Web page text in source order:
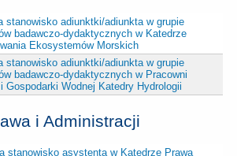
stanowisko adiunktki/adiunkta w grupie
badawczo-dydaktycznych w Katedrze
Ekosystemów Morskich
stanowisko adiunktki/adiunkta w grupie
badawczo-dydaktycznych w Pracowni
Gospodarki Wodnej Katedry Hydrologii
i Administracji
stanowisko asystenta w Katedrze Prawa